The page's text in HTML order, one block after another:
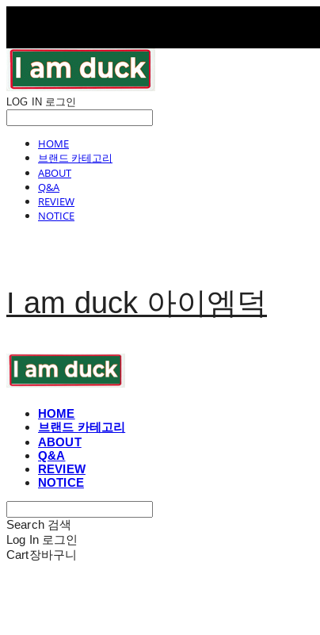
LOG IN 로그인
HOME
브랜드 카테고리
ABOUT
Q&A
REVIEW
NOTICE
I am duck 아이엠덕
HOME
브랜드 카테고리
ABOUT
Q&A
REVIEW
NOTICE
Search 검색
Log In 로그인
Cart장바구니